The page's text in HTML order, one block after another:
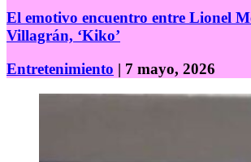
El emotivo encuentro entre Lionel
Villagrán, ‘Kiko’
Entretenimiento | 7 mayo, 2026